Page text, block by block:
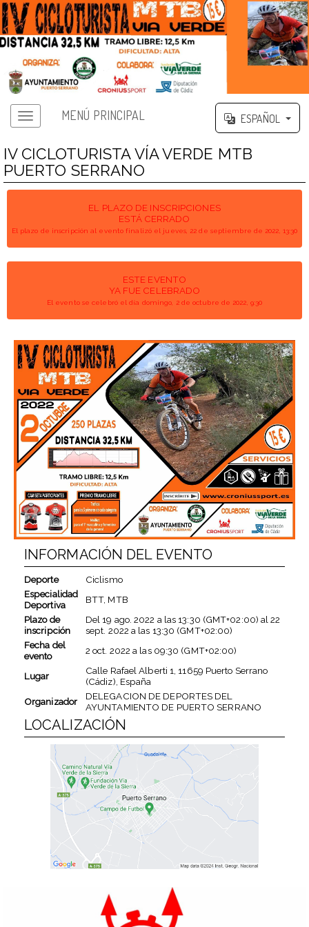
MENÚ PRINCIPAL ESPAÑOL
IV CICLOTURISTA VÍA VERDE MTB
PUERTO SERRANO
EL PLAZO DE INSCRIPCIONES
ESTÁ CERRADO
El plazo de inscripción al evento finalizó el jueves, 22 de septiembre de 2022, 13:30
ESTE EVENTO
YA FUE CELEBRADO
El evento se celebró el día domingo, 2 de octubre de 2022, 9:30
INFORMACIÓN DEL EVENTO
Deporte
Ciclismo
Especialidad
Deportiva
BTT, MTB
Plazo de
inscripción
Del19 ago. 2022 a las13:30 (GMT+02:00) al22
sept. 2022 a las 13:30 (GMT+02:00)
Fecha del
evento
2 oct. 2022 a las 09:30 (GMT+02:00)
Lugar
Calle Rafael Alberti 1, 11659 Puerto Serrano
(Cádiz), España
Organizador
DELEGACION DE DEPORTES DEL
AYUNTAMIENTO DE PUERTO SERRANO
LOCALIZACIÓN